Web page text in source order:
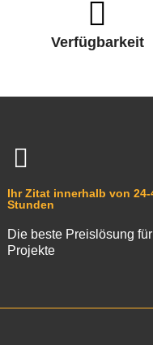
Verfügbarkeit
Ihr Zitat innerhalb von 24-
Stunden
Die beste Preislösung
Projekte